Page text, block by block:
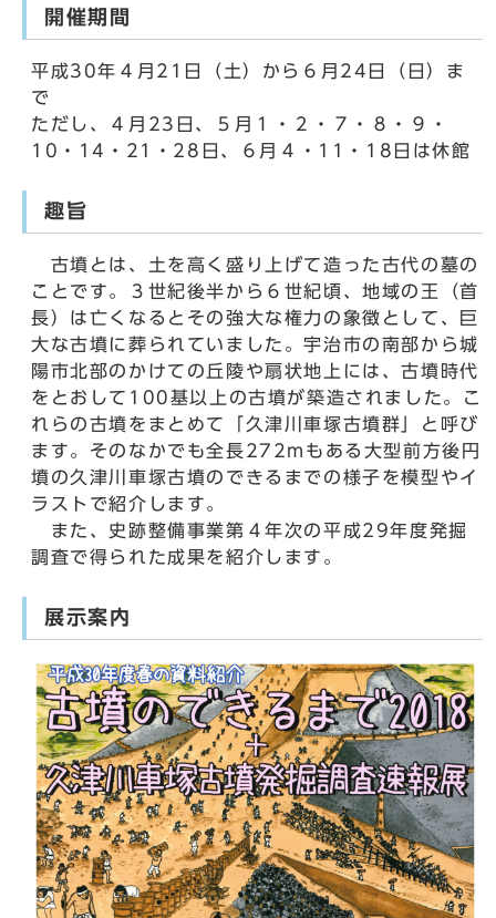
開催期間
平成30年４月21日（土）から６月24日（日）ま
で
ただし、４月23日、５月１・２・７・８・９・
10・14・21・28日、６月４・11・18日は休館
趣旨
古墳とは、土を高く盛り上げて造った古代の墓の
ことです。３世紀後半から６世紀頃、地域の王（首
長）は亡くなるとその強大な権力の象徴として、巨
大な古墳に葬られていました。宇治市の南部から城
陽市北部のかけての丘陵や扇状地上には、古墳時代
をとおして100基以上の古墳が築造されました。こ
れらの古墳をまとめて「久津川車塚古墳群」と呼び
ます。そのなかでも全長272mもある大型前方後円
墳の久津川車塚古墳のできるまでの様子を模型やイ
ラストで紹介します。
また、史跡整備事業第４年次の平成29年度発掘
調査で得られた成果を紹介します。
展示案内